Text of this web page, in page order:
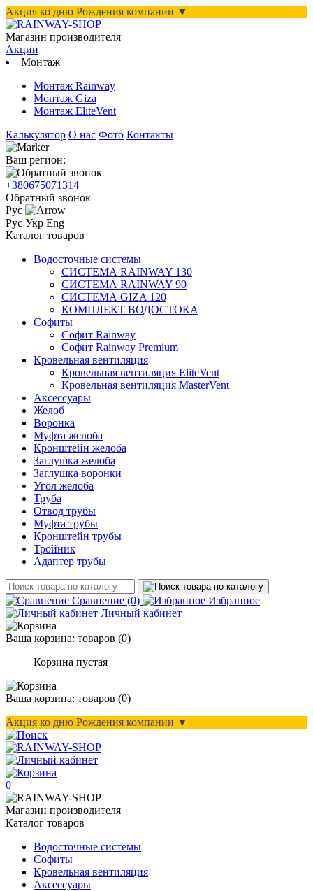
Акция ко дню Рождения компании ▼
Магазин производителя
Акции
Монтаж
Монтаж Rainway
Монтаж Giza
Монтаж EliteVent
Калькулятор О нас Фото Контакты
Ваш регион:
+380675071314
Обратный звонок
Рус
Рус Укр Eng
Каталог товаров
Водосточные системы
СИСТЕМА RAINWAY 130
СИСТЕМА RAINWAY 90
СИСТЕМА GIZA 120
КОМПЛЕКТ ВОДОСТОКА
Софиты
Софит Rainway
Софит Rainway Premium
Кровельная вентиляция
Кровельная вентиляция EliteVent
Кровельная вентиляция MasterVent
Аксессуары
Желоб
Воронка
Муфта желоба
Кронштейн желоба
Заглушка желоба
Заглушка воронки
Угол желоба
Труба
Отвод трубы
Муфта трубы
Кронштейн трубы
Тройник
Адаптер трубы
Сравнение (0)
Избранное
Личный кабинет
Ваша корзина: товаров (0)
Корзина пустая
Ваша корзина: товаров (0)
Акция ко дню Рождения компании ▼
0
Магазин производителя
Каталог товаров
Водосточные системы
Софиты
Кровельная вентиляция
Аксессуары